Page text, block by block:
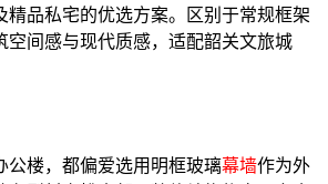
品私宅的优选方案。区别于常规框架
间感与现代质感，适配韶关文旅城
公楼，都偏爱选用明框玻璃幕墙作为外